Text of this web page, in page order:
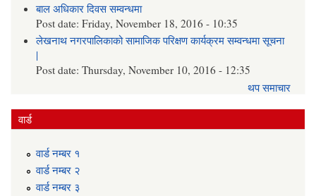
बाल अधिकार दिवस सम्वन्धमा
Post date:Friday, November 18, 2016 - 10:35
लेखनाथ नगरपालिकाको सामाजिक परिक्षण कार्यक्रम सम्वन्धमा सूचना
|
Post date:Thursday, November 10, 2016 - 12:35
थप समाचार
वार्ड
वार्ड न‌म्बर १
वार्ड न‌म्बर २
वार्ड न‌म्बर ३